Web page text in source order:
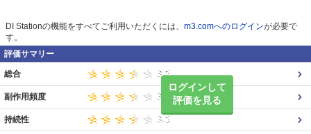
DI Stationの機能をすべてご利用いただくには、 m3.comへのログインが必要で
す。
評価サマリー
ログインして
評価を見る
総合
副作用頻度
持続性